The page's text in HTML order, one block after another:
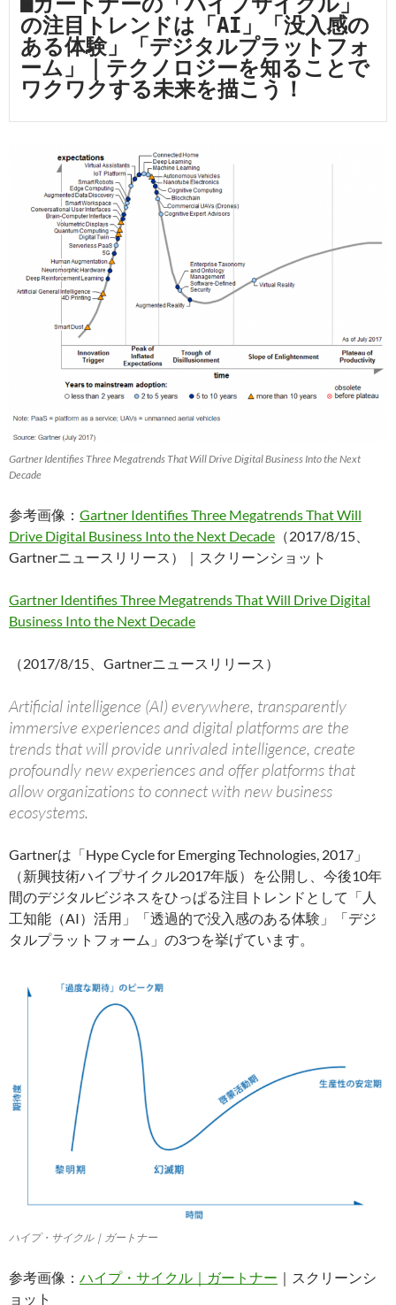
の注目トレンドは「AI」「没入感の
ある体験」「デジタルプラットフォ
ーム」｜テクノロジーを知ることで
ワクワクする未来を描こう！
Gartner Identifies Three Megatrends That Will Drive Digital Business Into the Next
Decade
参考画像： Gartner Identifies Three Megatrends That Will
Drive Digital Business Into the Next Decade （2017/8/15、
Gartnerニュースリリース）｜スクリーンショット
Gartner Identifies Three Megatrends That Will Drive Digital
Business Into the Next Decade
（2017/8/15、Gartnerニュースリリース）
Artificial intelligence (AI) everywhere, transparently
immersive experiences and digital platforms are the
trends that will provide unrivaled intelligence, create
profoundly new experiences and offer platforms that
allow organizations to connect with new business
ecosystems.
Gartnerは「Hype Cycle for Emerging Technologies, 2017」
（新興技術ハイプサイクル2017年版）を公開し、今後10年
間のデジタルビジネスをひっぱる注目トレンドとして「人
工知能（AI）活用」「透過的で没入感のある体験」「デジ
タルプラットフォーム」の3つを挙げています。
ハイプ・サイクル｜ガートナー
参考画像： ハイプ・サイクル｜ガートナー ｜スクリーンシ
ョット